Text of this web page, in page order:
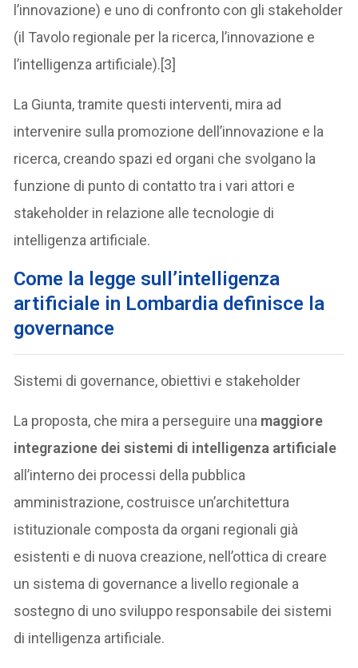
l’innovazione) e uno di confronto con gli stakeholder
(il Tavolo regionale per la ricerca, l’innovazione e
l’intelligenza artificiale).[3]
La Giunta, tramite questi interventi, mira ad
intervenire sulla promozione dell’innovazione e la
ricerca, creando spazi ed organi che svolgano la
funzione di punto di contatto tra i vari attori e
stakeholder in relazione alle tecnologie di
intelligenza artificiale.
Come la legge sull’intelligenza
artificiale in Lombardia definisce la
governance
Sistemi di governance, obiettivi e stakeholder
La proposta, che mira a perseguire una maggiore
integrazione dei sistemi di intelligenza artificiale
all’interno dei processi della pubblica
amministrazione, costruisce un’architettura
istituzionale composta da organi regionali già
esistenti e di nuova creazione, nell’ottica di creare
un sistema di governance a livello regionale a
sostegno di uno sviluppo responsabile dei sistemi
di intelligenza artificiale.